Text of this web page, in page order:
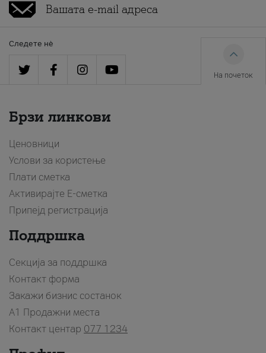
Следете нè
На почеток
Брзи линкови
Ценовници
Услови за користење
Плати сметка
Активирајте Е-сметка
Припејд регистрација
Поддршка
Секција за поддршка
Контакт форма
Закажи бизнис состанок
A1 Продажни места
Контакт центар 077 1234